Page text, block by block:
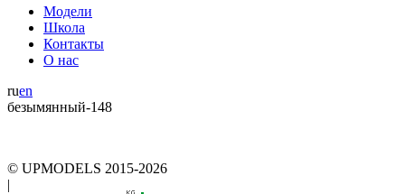
Модели
Школа
Контакты
О нас
ruen
безымянный-148
© UPMODELS 2015-2026
|